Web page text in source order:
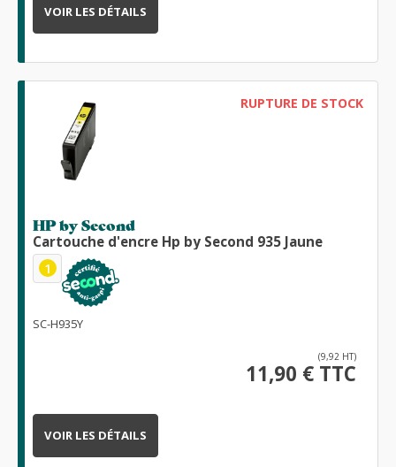
VOIR LES DÉTAILS
RUPTURE DE STOCK
HP by Second
Cartouche d'encre Hp by Second 935 Jaune
1
SC-H935Y
(9,92 HT)
11,90 € TTC
VOIR LES DÉTAILS